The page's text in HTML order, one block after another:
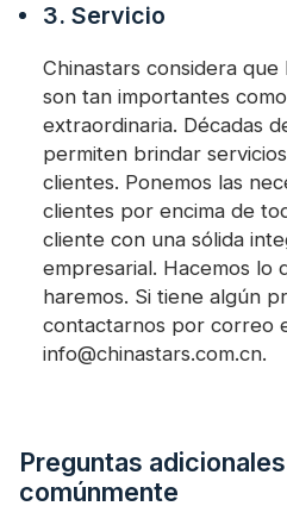
3. Servicio
Chinastars considera
son tan importantes
extraordinaria. Décadas
permiten brindar
clientes. Ponemos las
clientes por encima de
cliente con una sólida
empresarial. Hacemos lo
haremos. Si tiene algún
contactarnos por correo
info@chinastars.com.cn.
Preguntas
comúnmente